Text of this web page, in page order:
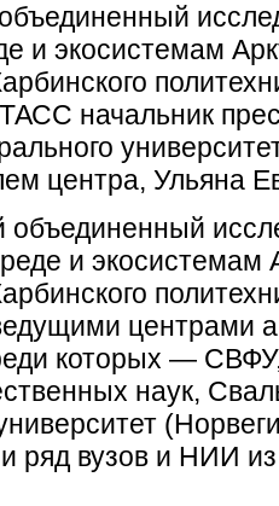
и экосистемам
начальник
центра, Ульяна
и экосистемам
центрами
которых —
наук,
ряд вузов и НИИ